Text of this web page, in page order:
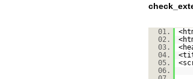
01.
02.
03.
04.
05.
06.